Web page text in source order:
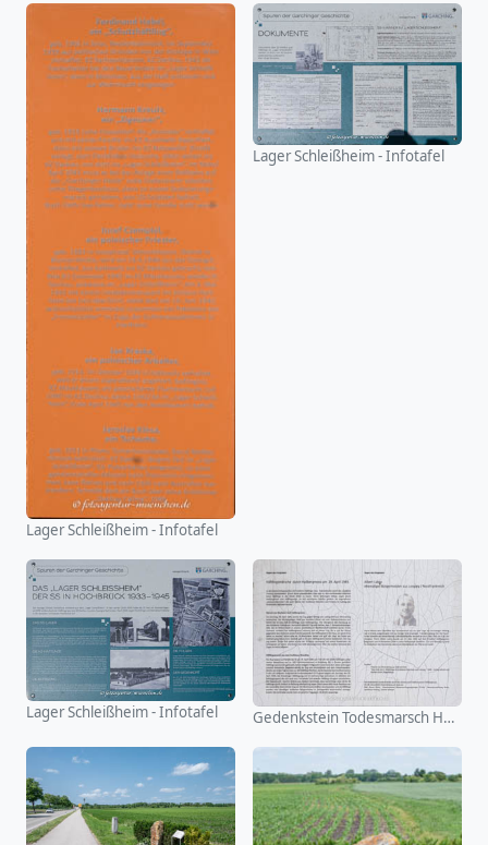
Lager Schleißheim - Infotafel
Lager Schleißheim - Infotafel
Lager Schleißheim - Infotafel Gedenkstein Todesmarsch Hallbergmoos